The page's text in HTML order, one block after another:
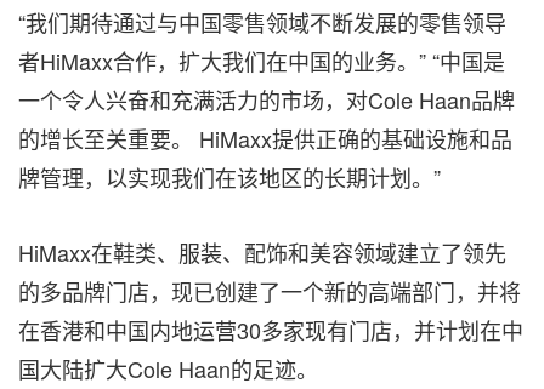
“我们期待通过与中国零售领域不断发展的零售领导
者HiMaxx合作，扩大我们在中国的业务。” “中国是
一个令人兴奋和充满活力的市场，对Cole Haan品牌
的增长至关重要。 HiMaxx提供正确的基础设施和品
牌管理，以实现我们在该地区的长期计划。”
HiMaxx在鞋类、服装、配饰和美容领域建立了领先
的多品牌门店，现已创建了一个新的高端部门，并将
在香港和中国内地运营30多家现有门店，并计划在中
国大陆扩大Cole Haan的足迹。